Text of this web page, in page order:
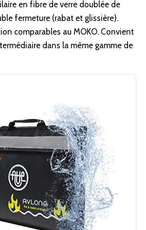
en fibre de verre doublée de
fermeture (rabat et glissière).
comparables au MOKO. Convient
dans la même gamme de